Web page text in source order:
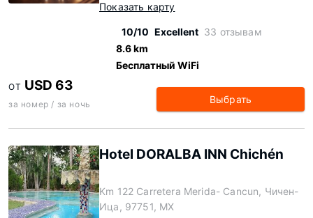
Показать карту
10/10 Excellent 33 отзывам
8.6 km
Бесплатный WiFi
ОТ USD 63
за номер / за ночь Выбрать
Hotel DORALBA INN Chichén
Km 122 Carretera Merida- Cancun, Чичен-
Ица, 97751, MX